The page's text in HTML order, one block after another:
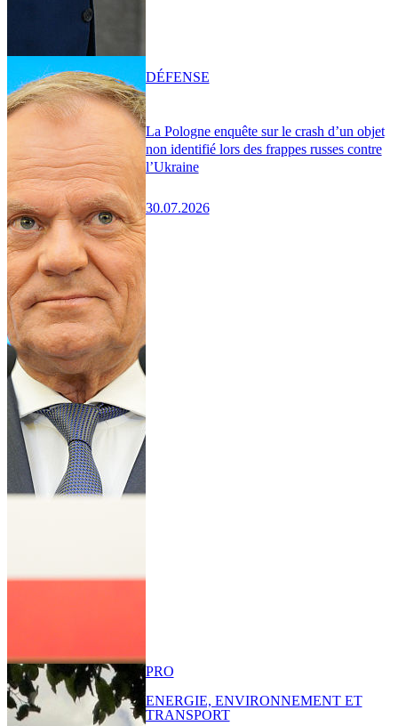
La Pologne enquête sur le crash d’un objet
non identifié lors des frappes russes contre
l’Ukraine
30.07.2026
DÉFENSE
PRO
ENERGIE, ENVIRONNEMENT ET
TRANSPORT